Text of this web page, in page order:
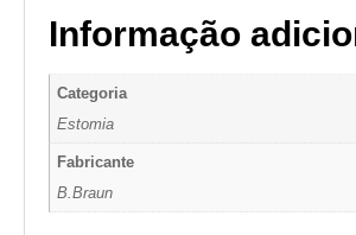
Informação
Categoria
Estomia
Fabricante
B.Braun